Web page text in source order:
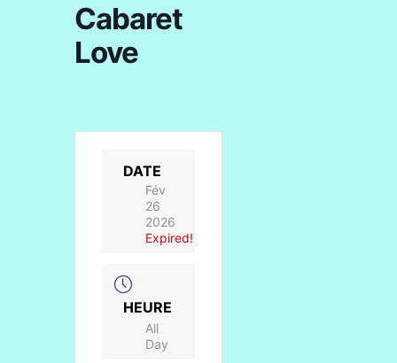
Cabaret
Love
DATE
Fév
26
2026
Expired!
HEURE
All
Day